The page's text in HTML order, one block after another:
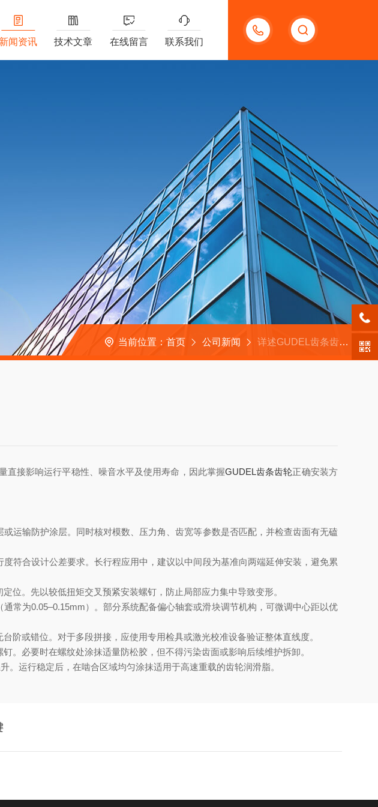
13132097161
新闻资讯 技术文章 在线留言 联系我们
当前位置： 首页 公司新闻 详述GUDEL齿条齿轮的标准安装流程
接影响运行平稳性、噪音水平及使用寿命，因此掌握GUDEL齿条齿轮正确安装方
输防护涂层。同时核对模数、压力角、齿宽等参数是否匹配，并检查齿面有无磕
合设计公差要求。长行程应用中，建议以中间段为基准向两端延伸安装，避免累
。先以较低扭矩交叉预紧安装螺钉，防止局部应力集中导致变形。
为0.05–0.15mm）。部分系统配备偏心轴套或滑块调节机构，可微调中心距以优
或错位。对于多段拼接，应使用专用检具或激光校准设备验证整体直线度。
必要时在螺纹处涂抹适量防松胶，但不得污染齿面或影响后续维护拆卸。
运行稳定后，在啮合区域均匀涂抹适用于高速重载的齿轮润滑脂。